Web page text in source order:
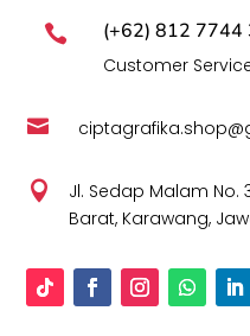
 (+62) 812 7744
Customer


Jl. Sedap Malam No.
Barat, Karawang,